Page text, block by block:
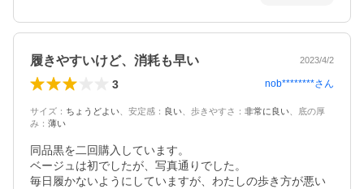
履きやすいけど、消耗も早い 2023/4/2
3 nob********さん
サイズ ： ちょうどよい 安定感 ： 良い 歩きやすさ ： 非常に良い
底の厚
み ： 薄い
同品黒を二回購入しています。
ベージュは初でしたが、写真通りでした。
毎日履かないようにしていますが、わたしの歩き方が悪い